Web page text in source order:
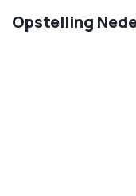
Opstelling